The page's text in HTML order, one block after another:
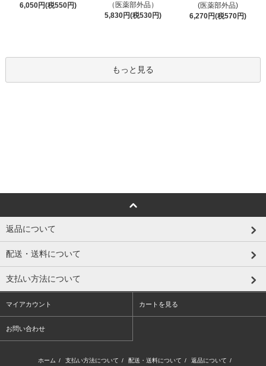
6,050円(税550円)
（医薬部外品）
5,830円(税530円)
(医薬部外品)
6,270円(税570円)
もっと見る
返品について
配送・送料について
支払い方法について
マイアカウント カートを見る
お問い合わせ
ホーム / 支払い方法について / 配送・送料について / 返品について /